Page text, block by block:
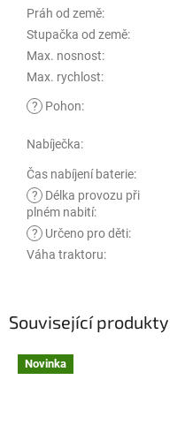
Související produkty
Novinka
Práh od země:
Stupačka od země:
Max. nosnost:
Max. rychlost:
? Pohon:
Nabíječka:
Čas nabíjení baterie:
?
Délka provozu při
plném nabití:
? Určeno pro děti:
Váha traktoru: